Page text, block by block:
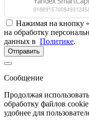
Нажимая на кнопку
на обработку
данных в Политике.
Отправить
Сообщение
Продолжая
обработку файлов
удобнее для